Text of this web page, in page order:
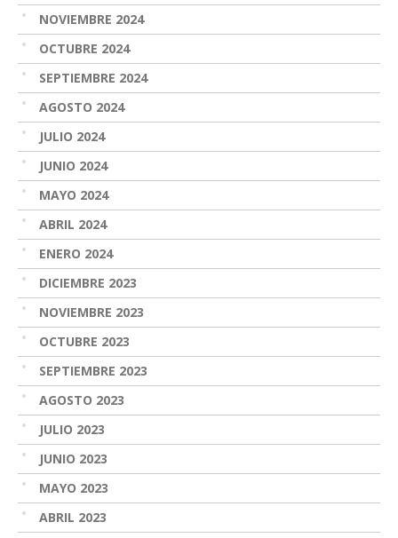
NOVIEMBRE 2024
OCTUBRE 2024
SEPTIEMBRE 2024
AGOSTO 2024
JULIO 2024
JUNIO 2024
MAYO 2024
ABRIL 2024
ENERO 2024
DICIEMBRE 2023
NOVIEMBRE 2023
OCTUBRE 2023
SEPTIEMBRE 2023
AGOSTO 2023
JULIO 2023
JUNIO 2023
MAYO 2023
ABRIL 2023